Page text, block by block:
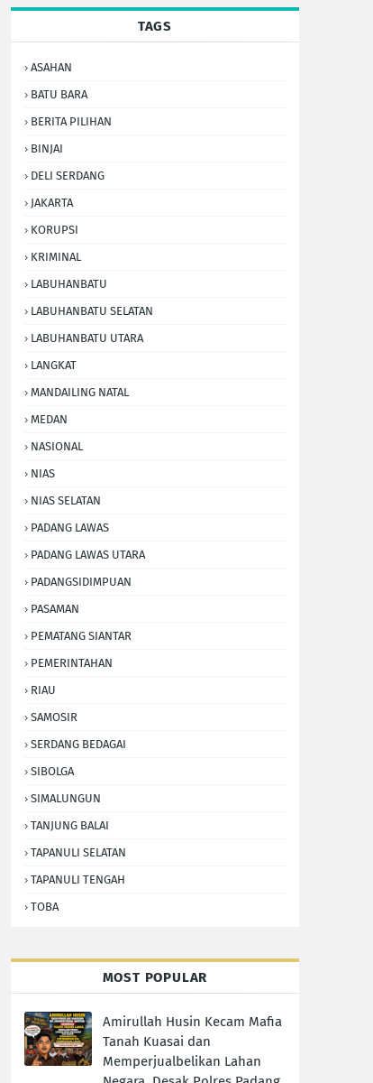
TAGS
ASAHAN
BATU BARA
BERITA PILIHAN
BINJAI
DELI SERDANG
JAKARTA
KORUPSI
KRIMINAL
LABUHANBATU
LABUHANBATU SELATAN
LABUHANBATU UTARA
LANGKAT
MANDAILING NATAL
MEDAN
NASIONAL
NIAS
NIAS SELATAN
PADANG LAWAS
PADANG LAWAS UTARA
PADANGSIDIMPUAN
PASAMAN
PEMATANG SIANTAR
PEMERINTAHAN
RIAU
SAMOSIR
SERDANG BEDAGAI
SIBOLGA
SIMALUNGUN
TANJUNG BALAI
TAPANULI SELATAN
TAPANULI TENGAH
TOBA
MOST POPULAR
Amirullah Husin Kecam Mafia
Tanah Kuasai dan
Memperjualbelikan Lahan